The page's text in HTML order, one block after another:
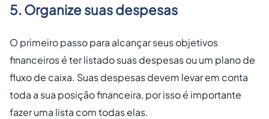
5. Organize suas despesas
O primeiro passo para alcançar seus objetivos
financeiros é ter listado suas despesas ou um plano de
fluxo de caixa. Suas despesas devem levar em conta
toda a sua posição financeira, por isso é importante
fazer uma lista com todas elas.